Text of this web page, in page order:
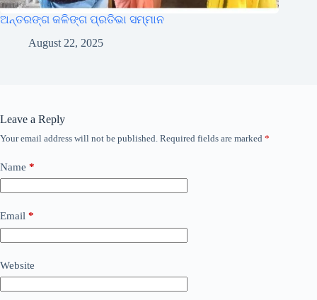
ଅନ୍ତରଙ୍ଗ କଳିଙ୍ଗ ପ୍ରତିଭା ସମ୍ମାନ
August 22, 2025
Leave a Reply
Your email address will not be published. Required fields are marked *
Name *
Email *
Website